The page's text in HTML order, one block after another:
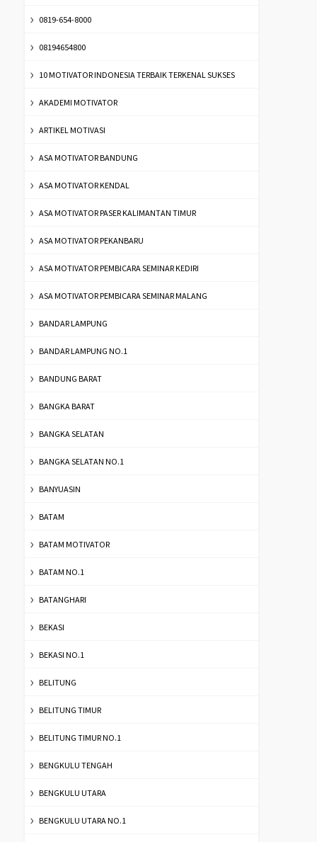
0819-654-8000
08194654800
10 MOTIVATOR INDONESIA TERBAIK TERKENAL SUKSES
AKADEMI MOTIVATOR
ARTIKEL MOTIVASI
ASA MOTIVATOR BANDUNG
ASA MOTIVATOR KENDAL
ASA MOTIVATOR PASER KALIMANTAN TIMUR
ASA MOTIVATOR PEKANBARU
ASA MOTIVATOR PEMBICARA SEMINAR KEDIRI
ASA MOTIVATOR PEMBICARA SEMINAR MALANG
BANDAR LAMPUNG
BANDAR LAMPUNG NO.1
BANDUNG BARAT
BANGKA BARAT
BANGKA SELATAN
BANGKA SELATAN NO.1
BANYUASIN
BATAM
BATAM MOTIVATOR
BATAM NO.1
BATANGHARI
BEKASI
BEKASI NO.1
BELITUNG
BELITUNG TIMUR
BELITUNG TIMUR NO.1
BENGKULU TENGAH
BENGKULU UTARA
BENGKULU UTARA NO.1